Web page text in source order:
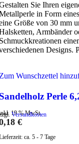
Sie Ihren
in Form
Größe von 30 mm
Armbänder
Designs.
Wunschzettel
Perle
19 % MwSt.
Versandkosten
€
ca. 5 - 7 Tage